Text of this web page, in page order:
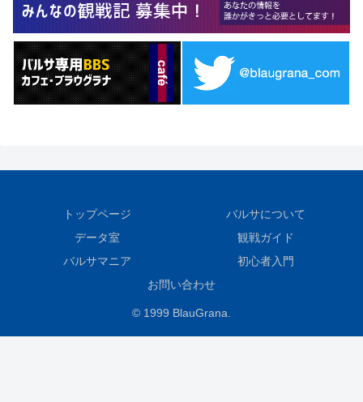
トップページ
バルサについて
データ室
観戦ガイド
バルサマニア
初心者入門
お問い合わせ
© 1999 BlauGrana.